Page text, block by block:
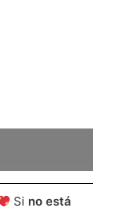
Si no está